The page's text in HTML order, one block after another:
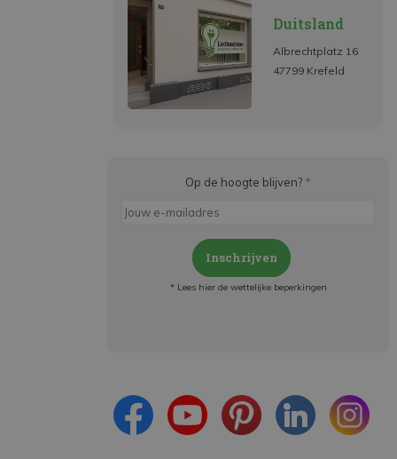
Duitsland
Albrechtplatz 16
47799 Krefeld
Op de hoogte blijven? *
Inschrijven
* Lees hier de wettelijke beperkingen